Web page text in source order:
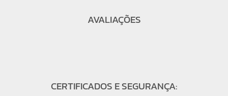
AVALIAÇÕES
CERTIFICADOS E SEGURANÇA: